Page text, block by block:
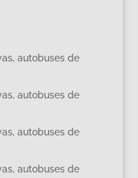
autobuses de
autobuses de
autobuses de
autobuses de